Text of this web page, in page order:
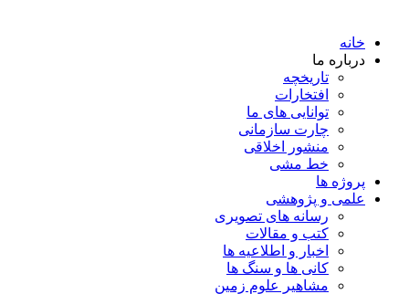
خانه
درباره ما
تاریخچه
افتخارات
توانایی های ما
چارت سازمانی
منشور اخلاقی
خط مشی
پروژه ها
علمی و پژوهشی
رسانه های تصویری
کتب و مقالات
اخبار و اطلاعیه ها
کانی ها و سنگ ها
مشاهیر علوم زمین